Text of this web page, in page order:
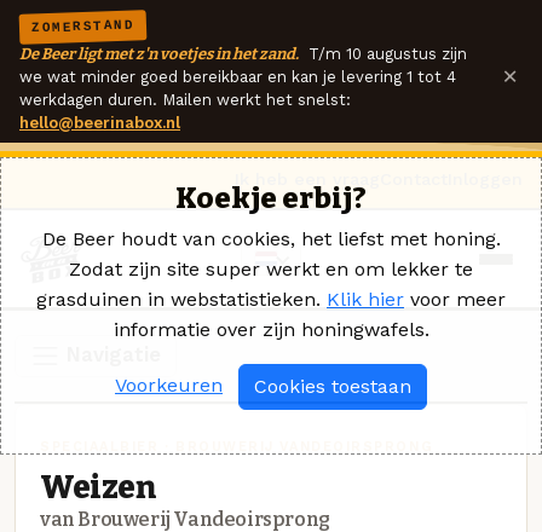
ZOMERSTAND
De Beer ligt met z'n voetjes in het zand. T/m 10 augustus zijn
we wat minder goed bereikbaar en kan je levering 1 tot 4
werkdagen duren. Mailen werkt het snelst:
hello@beerinabox.nl
×
Weizen
van Brouwerij Vandeoirsprong
Koekje erbij?
De Beer houdt van cookies, het liefst met honing.
Zodat zijn site super werkt en om lekker te
grasduinen in webstatistieken. Klik hier voor meer
informatie over zijn honingwafels.
Voorkeuren Cookies toestaan